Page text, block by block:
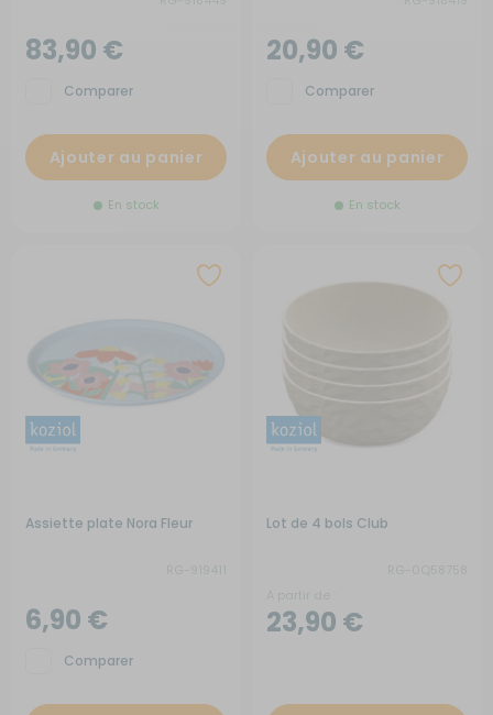
83,90 €
Comparer
Ajouter au panier
En stock
20,90 €
Comparer
Ajouter au panier
En stock
Assiette plate Nora Fleur
6,90 €
Comparer
Lot de 4 bols Club
23,90 €